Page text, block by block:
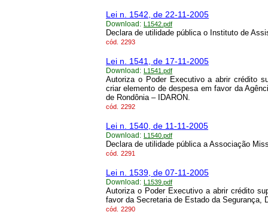
Lei n. 1542, de 22-11-2005
Download: L1542.pdf
Declara de utilidade pública o Instituto de
cód. 2293
Lei n. 1541, de 17-11-2005
Download: L1541.pdf
Autoriza o Poder Executivo a abrir crédito
criar elemento de despesa em favor da
de Rondônia – IDARON.
cód. 2292
Lei n. 1540, de 11-11-2005
Download: L1540.pdf
Declara de utilidade pública a Associação
cód. 2291
Lei n. 1539, de 07-11-2005
Download: L1539.pdf
Autoriza o Poder Executivo a abrir crédito
favor da Secretaria de Estado da Segurança,
cód. 2290